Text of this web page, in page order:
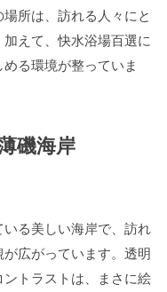
所は、訪れる人々にと
えて、快水浴場百選に
る環境が整っていま
磯海岸
いる美しい海岸で、訪れ
広がっています。透明
トラストは、まさに絵